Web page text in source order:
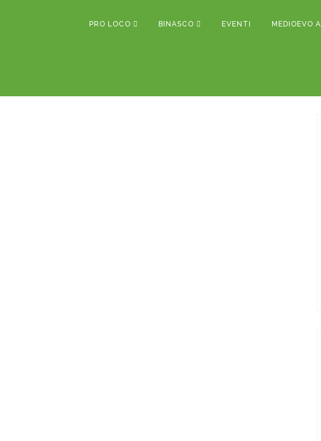
PRO LOCO BINASCO EVENTI MEDIOEVO